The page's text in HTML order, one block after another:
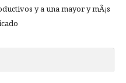
y a una mayor y mÃ¡s